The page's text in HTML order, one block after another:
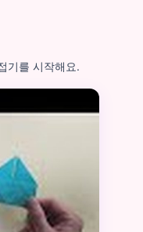
기를 시작해요.